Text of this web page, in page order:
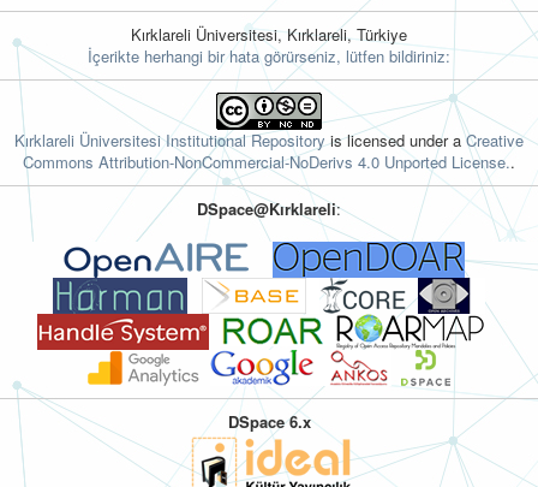
Kırklareli Üniversitesi, Kırklareli, Türkiye
İçerikte herhangi bir hata görürseniz, lütfen bildiriniz:
Kırklareli Üniversitesi Institutional Repositoryis licensed under aCreative
Commons Attribution-NonCommercial-NoDerivs 4.0 Unported License..
DSpace@Kırklareli:
DSpace 6.x